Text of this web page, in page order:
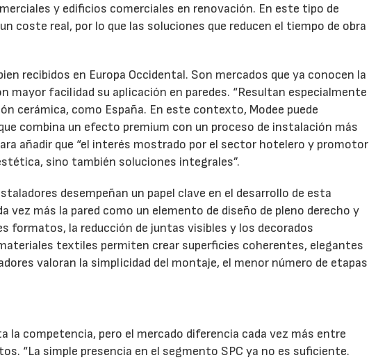
y edificios comerciales en renovación. En este tipo de
coste real, por lo que las soluciones que reducen el tiempo de obra
recibidos en Europa Occidental. Son mercados que ya conocen la
mayor facilidad su aplicación en paredes. “Resultan especialmente
cerámica, como España. En este contexto, Modee puede
combina un efecto premium con un proceso de instalación más
añadir que “el interés mostrado por el sector hotelero y promotor
sino también soluciones integrales”.
desempeñan un papel clave en el desarrollo de esta
vez más la pared como un elemento de diseño de pleno derecho y
formatos, la reducción de juntas visibles y los decorados
textiles permiten crear superficies coherentes, elegantes
valoran la simplicidad del montaje, el menor número de etapas
la competencia, pero el mercado diferencia cada vez más entre
“La simple presencia en el segmento SPC ya no es suficiente.